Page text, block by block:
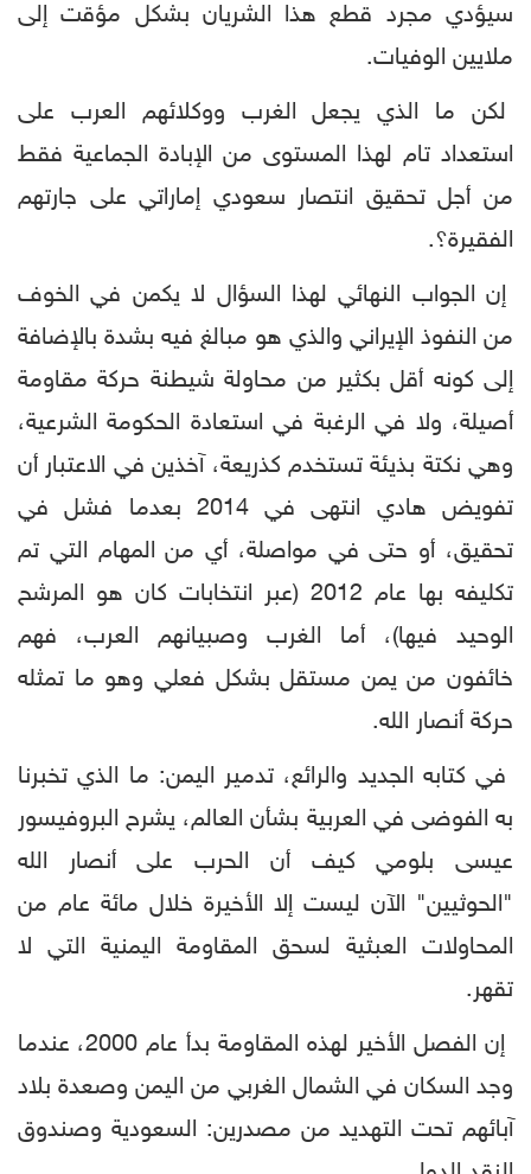
سيؤدي مجرد قطع هذا الشريان بشكل مؤقت إلى
ملايين الوفيات.
لكن ما الذي يجعل الغرب ووكلائهم العرب على
استعداد تام لهذا المستوى من الإبادة الجماعية فقط
من أجل تحقيق انتصار سعودي إماراتي على جارتهم
الفقيرة؟.
إن الجواب النهائي لهذا السؤال لا يكمن في الخوف
من النفوذ الإيراني والذي هو مبالغ فيه بشدة بالإضافة
إلى كونه أقل بكثير من محاولة شيطنة حركة مقاومة
أصيلة، ولا في الرغبة في استعادة الحكومة الشرعية،
وهي نكتة بذيئة تستخدم كذريعة، آخذين في الاعتبار أن
تفويض هادي انتهى في 2014 بعدما فشل في
تحقيق، أو حتى في مواصلة، أي من المهام التي تم
تكليفه بها عام 2012 (عبر انتخابات كان هو المرشح
الوحيد فيها)، أما الغرب وصبيانهم العرب، فهم
خائفون من يمن مستقل بشكل فعلي وهو ما تمثله
حركة أنصار الله.
في كتابه الجديد والرائع، تدمير اليمن: ما الذي تخبرنا
به الفوضى في العربية بشأن العالم، يشرح البروفيسور
عيسى بلومي كيف أن الحرب على أنصار الله
"الحوثيين" الآن ليست إلا الأخيرة خلال مائة عام من
المحاولات العبثية لسحق المقاومة اليمنية التي لا
تقهر.
إن الفصل الأخير لهذه المقاومة بدأ عام 2000، عندما
وجد السكان في الشمال الغربي من اليمن وصعدة بلاد
آبائهم تحت التهديد من مصدرين: السعودية وصندوق